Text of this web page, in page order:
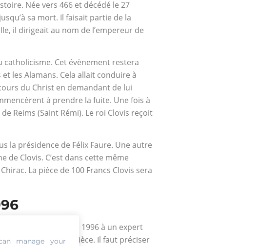
Née vers 466 et décédé le 27
sa mort. Il faisait partie de la
il dirigeait au nom de l’empereur de
catholicisme. Cet évènement restera
les Alamans. Cela allait conduire à
du Christ en demandant de lui
à prendre la fuite. Une fois à
Reims (Saint Rémi). Le roi Clovis reçoit
la présidence de Félix Faure. Une autre
Clovis. C’est dans cette même
La pièce de 100 Francs Clovis sera
Francs Clovis de 1996 à un expert
exacte de votre pièce. Il faut préciser
manage your